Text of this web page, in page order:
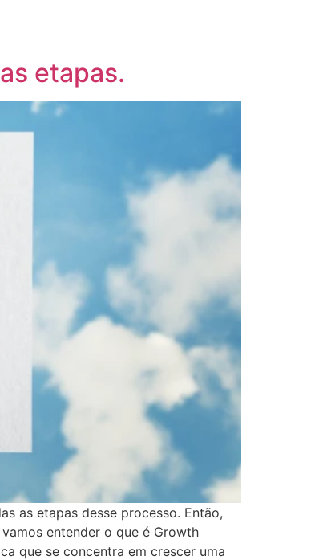
etapas.
as etapas desse processo. Então,
entender o que é Growth
que se concentra em crescer uma